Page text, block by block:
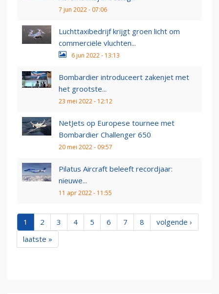
7 jun 2022 - 07:06
Luchttaxibedrijf krijgt groen licht om
commerciële vluchten...
6 jun 2022 - 13:13
Bombardier introduceert zakenjet met
het grootste...
23 mei 2022 - 12:12
NetJets op Europese tournee met
Bombardier Challenger 650
20 mei 2022 - 09:57
Pilatus Aircraft beleeft recordjaar:
nieuwe...
11 apr 2022 - 11:55
1 2 3 4 5 6 7 8
volgende ›
laatste »